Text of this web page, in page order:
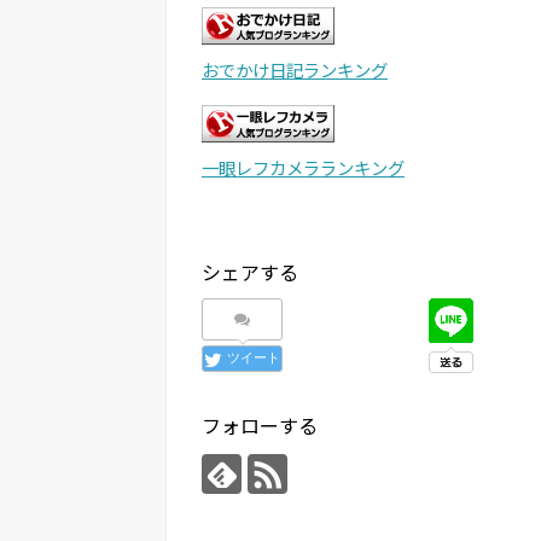
おでかけ日記ランキング
一眼レフカメラランキング
シェアする
ツイート
フォローする